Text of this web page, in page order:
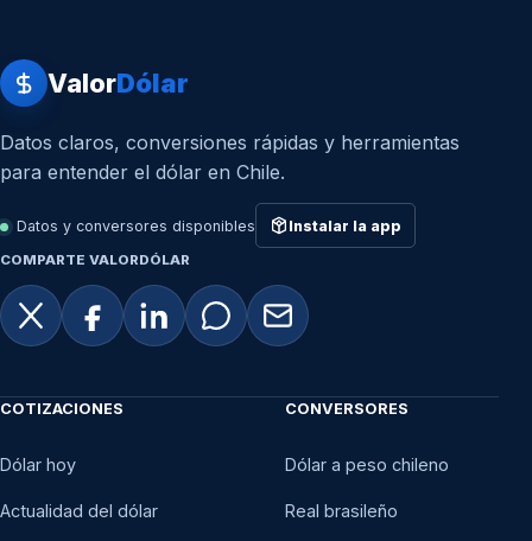
ValorDólar
Datos claros, conversiones rápidas y herramientas
para entender el dólar en Chile.
Datos y conversores disponibles Instalar la app
COMPARTE VALORDÓLAR
COTIZACIONES
Dólar hoy
Actualidad del dólar
CONVERSORES
Dólar a peso chileno
Real brasileño